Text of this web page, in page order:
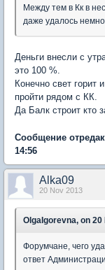
Между тем в Кк в
даже удалось
Деньги внесли с
это 100 %.
Конечно свет горит
пройти рядом с КК.
Да Балк строит кто
Сообщение
14:56
Alka09
20 Nov 2013
OlgaIgorevna, on
Форумчане, чего
ответ